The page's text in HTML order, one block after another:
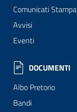
Comunicati Stampa
Avvisi
Eventi
DOCUMENTI
Albo Pretorio
Bandi